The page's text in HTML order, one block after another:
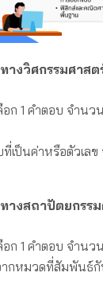
างวิศกรรมศาสต
ก 1 คำตอบ จำนว
เป็นค่าหรือตัวเลข
างสถาปัตยกรร
ก 1 คำตอบ จำนว
ากหมวดที่สัมพันธ์